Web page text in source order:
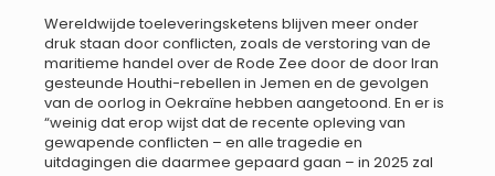
Wereldwijde toeleveringsketens blijven meer onder
druk staan door conflicten, zoals de verstoring van de
maritieme handel over de Rode Zee door de door Iran
gesteunde Houthi-rebellen in Jemen en de gevolgen
van de oorlog in Oekraïne hebben aangetoond. En er is
“weinig dat erop wijst dat de recente opleving van
gewapende conflicten – en alle tragedie en
uitdagingen die daarmee gepaard gaan – in 2025 zal